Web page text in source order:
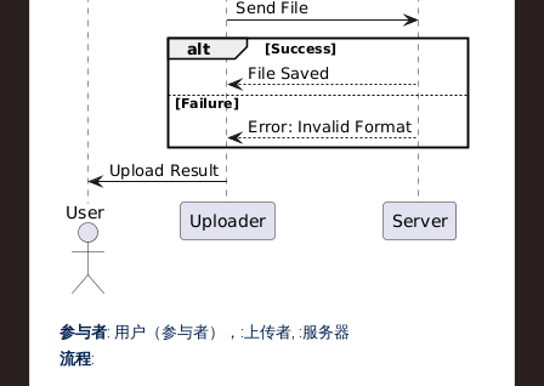
参与者: 用户 （参与者）， :上传者 :服务器
流程: